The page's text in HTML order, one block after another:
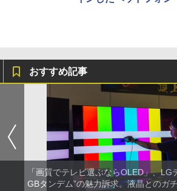
おすすめ記事
「画質でテレビ選ぶならOLED」、LG
GBタンデム”の魅力訴求。液晶とのガ